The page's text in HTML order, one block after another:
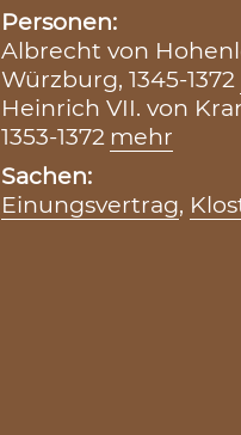
Personen:
Albrecht von
Würzburg, 1345-1372
Heinrich VII. von
1353-1372 mehr
Sachen:
Einungsvertrag,